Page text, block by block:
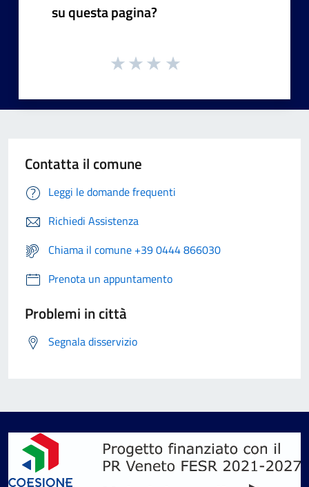
su questa pagina?
Contatta il comune
Leggi le domande frequenti
Richiedi Assistenza
Chiama il comune +39 0444 866030
Prenota un appuntamento
Problemi in città
Segnala disservizio